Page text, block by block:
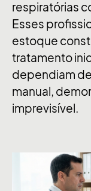
respiratórias
Esses
estoque
tratamento
dependiam
manual,
imprevisível .